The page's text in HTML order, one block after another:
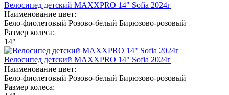
Велосипед детский MAXXPRO 14" Sofia 2024г
Наименование цвет:
Бело-фиолетовый Розово-белый Бирюзово-розовый
Размер колеса:
14"
Велосипед детский MAXXPRO 14" Sofia 2024г
Наименование цвет:
Бело-фиолетовый Розово-белый Бирюзово-розовый
Размер колеса: